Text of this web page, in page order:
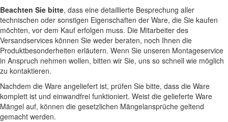
Beachten Sie bitte, dass eine detaillierte Besprechung aller
technischen oder sonstigen Eigenschaften der Ware, die Sie kaufen
möchten, vor dem Kauf erfolgen muss. Die Mitarbeiter des
Versandservices können Sie weder beraten, noch Ihnen die
Produktbesonderheiten erläutern. Wenn Sie unseren Montageservice
in Anspruch nehmen wollen, bitten wir Sie, uns so schnell wie möglich
zu kontaktieren.
Nachdem die Ware angeliefert ist, prüfen Sie bitte, dass die Ware
komplett ist und einwandfrei funktioniert. Weist die gelieferte Ware
Mängel auf, können die gesetzlichen Mängelansprüche geltend
gemacht werden.